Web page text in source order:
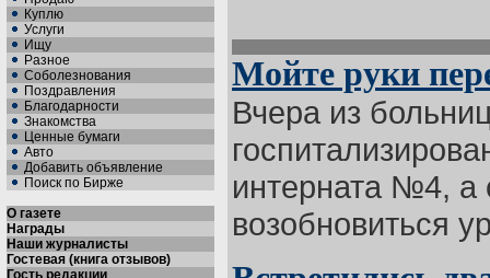
Куплю
Услуги
Ищу
Разное
Соболезнования
Поздравления
Благодарности
Знакомства
Ценные бумаги
Авто
Добавить объявление
Поиск по Бирже
О газете
Награды
Наши журналисты
Гостевая (книга отзывов)
Гость редакции
Мойте руки
Вчера из
интерната №4, а
возобновиться